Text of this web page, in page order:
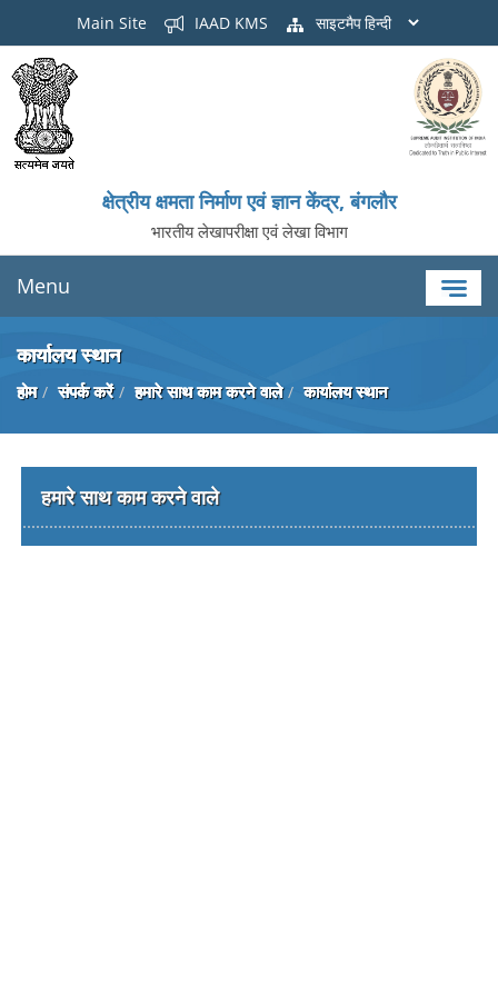
Main Site IAAD KMS साइटमैप
क्षेत्रीय क्षमता निर्माण एवं ज्ञान केंद्र, बंगलौर
भारतीय लेखापरीक्षा एवं लेखा विभाग
Menu
कार्यालय स्थान
होम संपर्क करें हमारे साथ काम करने वाले कार्यालय स्थान
हमारे साथ काम करने वाले